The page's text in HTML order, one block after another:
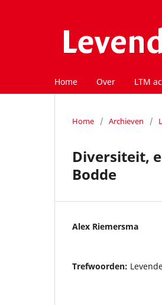
Home Over LTM
Home / Archieven /
Diversiteit,
Bodde
Alex Riemersma
Trefwoorden: